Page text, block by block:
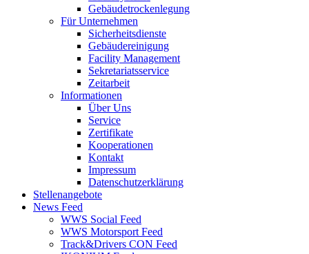
Gebäudetrockenlegung
Für Unternehmen
Sicherheitsdienste
Gebäudereinigung
Facility Management
Sekretariatsservice
Zeitarbeit
Informationen
Über Uns
Service
Zertifikate
Kooperationen
Kontakt
Impressum
Datenschutzerklärung
Stellenangebote
News Feed
WWS Social Feed
WWS Motorsport Feed
Track&Drivers CON Feed